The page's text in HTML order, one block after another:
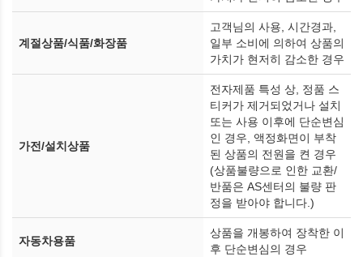
계절상품/식품/화장품
고객님의 사용, 시간경과,
일부 소비에 의하여 상품의
가치가 현저히 감소한 경우
가전/설치상품
전자제품 특성 상, 정품 스
티커가 제거되었거나 설치
또는 사용 이후에 단순변심
인 경우, 액정화면이 부착
된 상품의 전원을 켠 경우
(상품불량으로 인한 교환/
반품은 AS센터의 불량 판
정을 받아야 합니다.)
자동차용품
상품을 개봉하여 장착한 이
후 단순변심의 경우